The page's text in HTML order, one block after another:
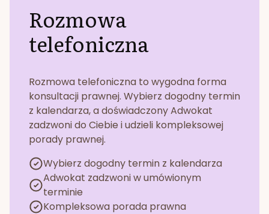
Rozmowa
telefoniczna
Rozmowa telefoniczna to wygodna forma
konsultacji prawnej. Wybierz dogodny termin
z kalendarza, a doświadczony Adwokat
zadzwoni do Ciebie i udzieli kompleksowej
porady prawnej.
Wybierz dogodny termin z kalendarza
Adwokat zadzwoni w umówionym
terminie
Kompleksowa porada prawna